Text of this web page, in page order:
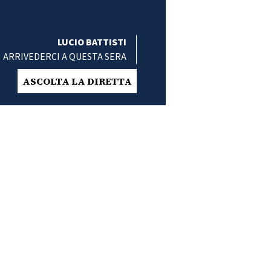
LUCIO BATTISTI
ARRIVEDERCI A QUESTA SERA
ASCOLTA LA DIRETTA